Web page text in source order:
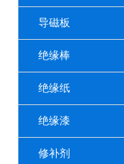
导磁板
绝缘棒
绝缘纸
绝缘漆
修补剂